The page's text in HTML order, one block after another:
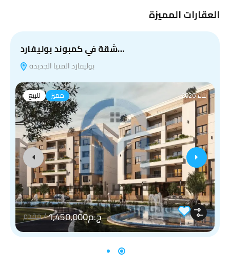
العقارات المميزة
شقة في كمبوند بوليفارد…
بوليفارد المنيا الجديدة
للبيع مميز بناء 2026
ج.م1,450,000 /مقدم